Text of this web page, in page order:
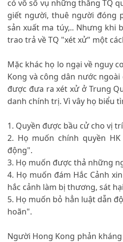
có vô số vụ những thằng TQ
giết người, thuê người đóng
sản xuất ma túy,.. Nhưng khi
trao trả về TQ "xét xử" một
Mặc khác họ lo ngại về nguy
Kong và công dân nước
được đưa ra xét xử ở Trung
danh chính trị. Vì vây họ biểu
1. Quyền được bầu cử cho vị
2. Họ muốn chính quyền
động".
3. Họ muốn được thả những
4. Họ muốn đám Hắc Cảnh
hắc cảnh làm bị thương, sát
5. Họ muốn bỏ hẳn luật dẫn
hoãn".
Người Hong Kong phản